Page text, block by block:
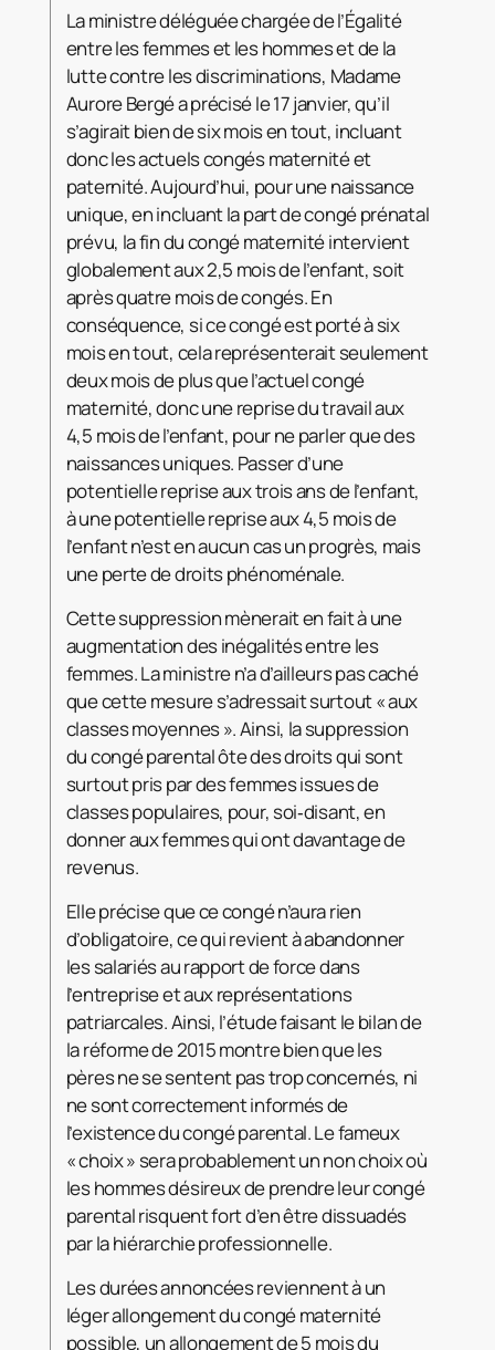
La ministre déléguée chargée de l’Égalité
entre les femmes et les hommes et de la
lutte contre les discriminations, Madame
Aurore Bergé a précisé le 17 janvier, qu’il
s’agirait bien de six mois en tout, incluant
donc les actuels congés maternité et
paternité. Aujourd’hui, pour une naissance
unique, en incluant la part de congé prénatal
prévu, la fin du congé maternité intervient
globalement aux 2,5 mois de l’enfant, soit
après quatre mois de congés. En
conséquence, si ce congé est porté à six
mois en tout, cela représenterait seulement
deux mois de plus que l’actuel congé
maternité, donc une reprise du travail aux
4,5 mois de l’enfant, pour ne parler que des
naissances uniques. Passer d’une
potentielle reprise aux trois ans de l’enfant,
à une potentielle reprise aux 4,5 mois de
l’enfant n’est en aucun cas un progrès, mais
une perte de droits phénoménale.
Cette suppression mènerait en fait à une
augmentation des inégalités entre les
femmes. La ministre n’a d’ailleurs pas caché
que cette mesure s’adressait surtout « aux
classes moyennes ». Ainsi, la suppression
du congé parental ôte des droits qui sont
surtout pris par des femmes issues de
classes populaires, pour, soi‑disant, en
donner aux femmes qui ont davantage de
revenus.
Elle précise que ce congé n’aura rien
d’obligatoire, ce qui revient à abandonner
les salariés au rapport de force dans
l’entreprise et aux représentations
patriarcales. Ainsi, l’étude faisant le bilan de
la réforme de 2015 montre bien que les
pères ne se sentent pas trop concernés, ni
ne sont correctement informés de
l’existence du congé parental. Le fameux
« choix » sera probablement un non choix où
les hommes désireux de prendre leur congé
parental risquent fort d’en être dissuadés
par la hiérarchie professionnelle.
Les durées annoncées reviennent à un
léger allongement du congé maternité
possible, un allongement de 5 mois du